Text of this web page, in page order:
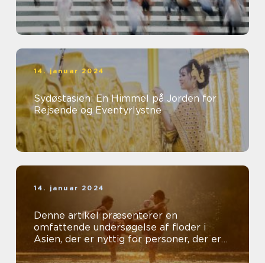
14. januar 2024
Sydøstasien: En Himmel på Jorden for
Rejsende og Eventyrlystne
14. januar 2024
Denne artikel præsenterer en
omfattende undersøgelse af floder i
Asien, der er nyttig for personer, der er
generelt interesseret i emnet